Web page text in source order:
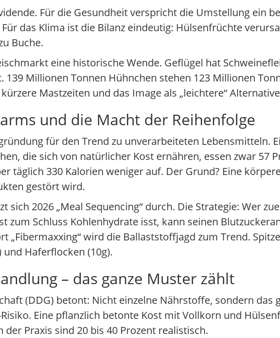
Für die Gesundheit verspricht die Umstellung ein
das Klima ist die Bilanz eindeutig: Hülsenfrüchte
Buche.
eine historische Wende. Geflügel hat
139 Millionen Tonnen Hühnchen stehen 123 Millionen
Mastzeiten und das Image als „leichtere“
und die Macht der Reihenfolge
für den Trend zu unverarbeiteten Lebensmitteln.
die sich von natürlicher Kost ernähren, essen zwar 57
täglich 330 Kalorien weniger auf. Der Grund? Eine
gestört wird.
sich 2026 „Meal Sequencing“ durch. Die Strategie: Wer
zum Schluss Kohlenhydrate isst, kann seinen
„Fibermaxxing“ wird die Ballaststoffjagd zum Trend.
und Haferflocken (10g).
– das ganze Muster zählt
(DDG) betont: Nicht einzelne Nährstoffe, sondern das
Eine pflanzlich betonte Kost mit Vollkorn und
der Praxis sind 20 bis 40 Prozent realistisch.